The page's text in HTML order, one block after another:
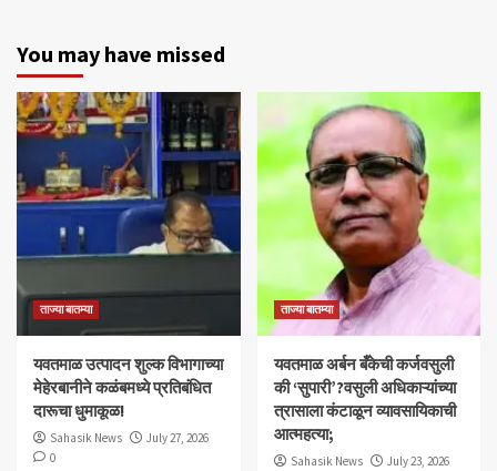
You may have missed
ताज्या बातम्या
यवतमाळ उत्पादन शुल्क विभागाच्या
मेहेरबानीने कळंबमध्ये प्रतिबंधित
दारूचा धुमाकूळ!
Sahasik News
July 27, 2026
0
ताज्या बातम्या
​यवतमाळ अर्बन बँकेची कर्जवसुली
की ‘सुपारी’?वसुली अधिकाऱ्यांच्या
त्रासाला कंटाळून व्यावसायिकाची
आत्महत्या;
Sahasik News
July 23, 2026